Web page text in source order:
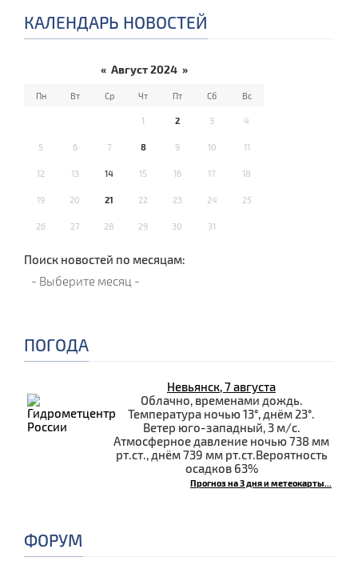
КАЛЕНДАРЬ НОВОСТЕЙ
« Август 2024 »
Пн Вт Ср Чт Пт Сб Вс
1 2 3 4
5 6 7 8 9 10 11
12 13 14 15 16 17 18
19 20 21 22 23 24 25
26 27 28 29 30 31
Поиск новостей по месяцам:
ПОГОДА
Невьянск, 7 августа
Облачно, временами дождь.
Температура ночью 13°, днём 23°.
Ветер юго-западный, 3 м/с.
Атмосферное давление ночью 738 мм
рт.ст., днём 739 мм рт.ст.Вероятность
осадков 63%
Прогноз на 3 дня и метеокарты...
ФОРУМ